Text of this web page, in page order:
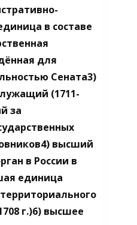
в составе
для
Сената3)
(1711-
за
высший
в России в
единица
г.)6) высшее